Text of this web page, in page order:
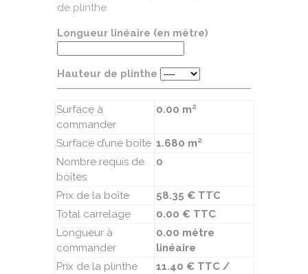
de plinthe
Longueur linéaire (en mètre)
Hauteur de plinthe
Surface à
commander
0.00 m²
Surface d’une boîte 1.680 m²
Nombre requis de
boîtes
0
Prix de la boîte
58.35 € TTC
Total carrelage
0.00 € TTC
Longueur à
commander
0.00 mètre
linéaire
Prix de la plinthe
11.40 € TTC /